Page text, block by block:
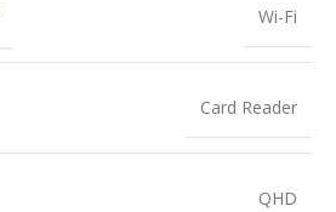
Wi-Fi
Card Reader
QHD